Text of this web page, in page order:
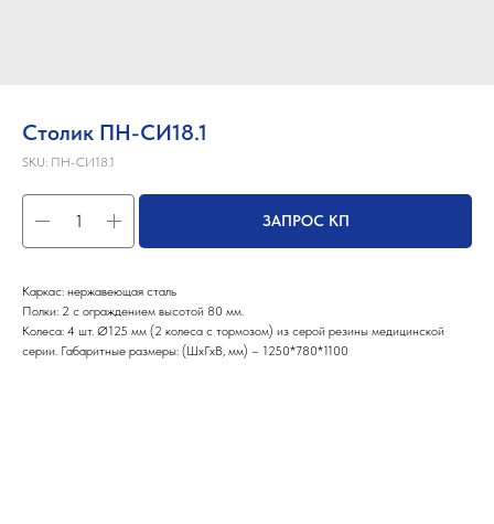
Столик ПН-СИ18.1
SKU: ПН-СИ18.1
ЗАПРОС КП
Каркас: нержавеющая сталь
Полки: 2 с ограждением высотой 80 мм.
Колеса: 4 шт. Ø125 мм (2 колеса с тормозом) из серой резины медицинской
серии. Габаритные размеры: (ШхГхВ, мм) – 1250*780*1100